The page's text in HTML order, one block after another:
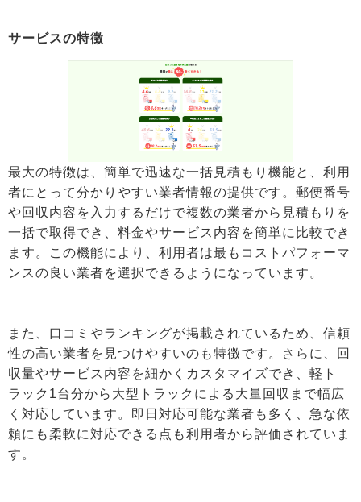
サービスの特徴
最大の特徴は、簡単で迅速な一括見積もり機能と、利用
者にとって分かりやすい業者情報の提供です。郵便番号
や回収内容を入力するだけで複数の業者から見積もりを
一括で取得でき、料金やサービス内容を簡単に比較でき
ます。この機能により、利用者は最もコストパフォーマ
ンスの良い業者を選択できるようになっています。
また、口コミやランキングが掲載されているため、信頼
性の高い業者を見つけやすいのも特徴です。さらに、回
収量やサービス内容を細かくカスタマイズでき、軽ト
ラック1台分から大型トラックによる大量回収まで幅広
く対応しています。即日対応可能な業者も多く、急な依
頼にも柔軟に対応できる点も利用者から評価されていま
す。